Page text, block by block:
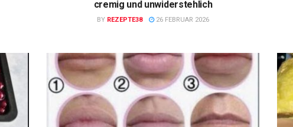
cremig und unwiderstehlich
BY REZEPTE38 26 FEBRUAR 2026